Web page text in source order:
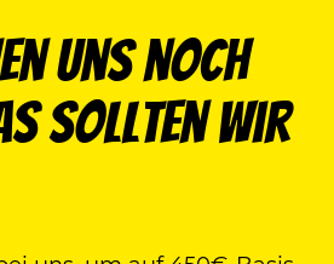
uns noch
sollten wir